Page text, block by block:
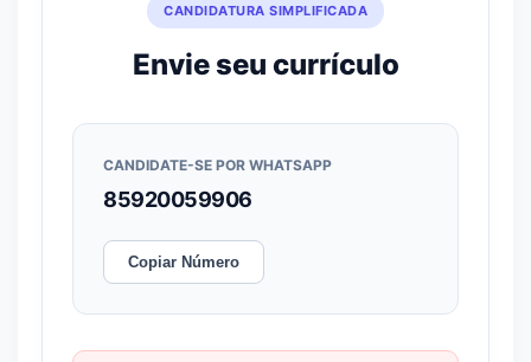
CANDIDATURA SIMPLIFICADA
Envie seu currículo
CANDIDATE-SE POR WHATSAPP
85920059906
Copiar Número